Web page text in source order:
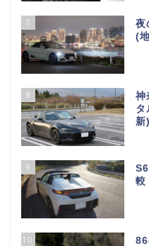
7
夜
(
8
神
タ
新)
9
較
10